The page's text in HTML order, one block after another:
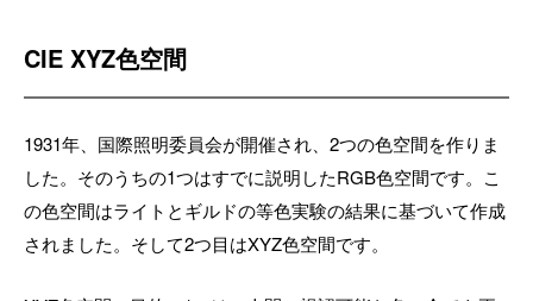
CIE XYZ色空間
1931年、国際照明委員会が開催され、2つの色空間を作りま
した。そのうちの1つはすでに説明したRGB色空間です。こ
の色空間はライトとギルドの等色実験の結果に基づいて作成
されました。そして2つ目はXYZ色空間です。